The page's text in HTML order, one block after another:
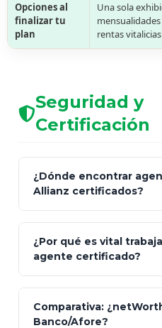
Opciones al
finalizar tu
plan
Una sola
mensualidades
rentas vitalicias
Seguridad y
Certificación
¿Dónde encontrar
Allianz certificados?
Seguros y Fianzas
netWorth
¿Por qué es vital
agente certificado?
Comparativa:
Banco/Afore?